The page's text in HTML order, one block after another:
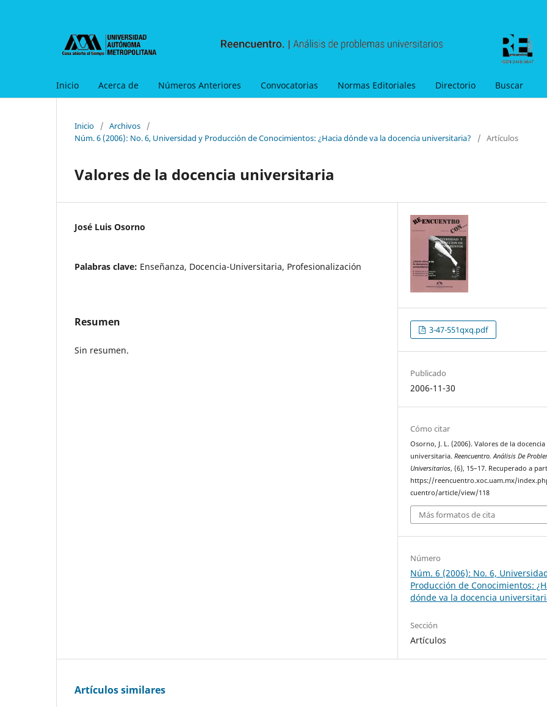
Inicio Acerca de Números Anteriores Convocatorias Normas Editoriales Directorio Buscar
Inicio / Archivos
/
Núm. 6 (2006): No. 6, Universidad y Producción de Conocimientos: ¿Hacia dónde va la docencia universitaria?
/ Artículos
Valores de la docencia universitaria
José Luis Osorno
Palabras clave: Enseñanza, Docencia-Universitaria, Profesionalización
Resumen
Sin resumen.
3-47-551qxq.pdf
Publicado
2006-11-30
Cómo citar
Osorno, J. L. (2006). Valores de la docencia
universitaria.Reencuentro. Análisis De
Universitarios, (6), 15–17. Recuperado a
https://reencuentro.xoc.uam.mx/
cuentro/article/view/118
Más formatos de cita
Número
Núm. 6 (2006): No. 6,
Producción de Conocimientos:
dónde va la docencia
Sección
Artículos
Artículos similares